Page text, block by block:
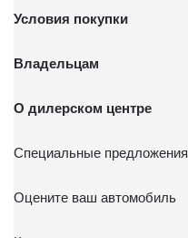
Условия покупки
Владельцам
О дилерском центре
Специальные предложения
Оцените ваш автомобиль